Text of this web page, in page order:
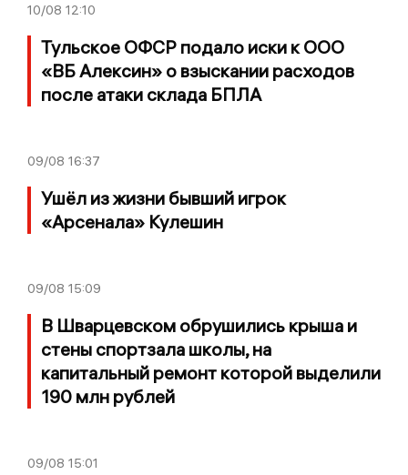
10/08 12:10
Тульское ОФСР подало иски к ООО
«ВБ Алексин» о взыскании расходов
после атаки склада БПЛА
09/08 16:37
Ушёл из жизни бывший игрок
«Арсенала» Кулешин
09/08 15:09
В Шварцевском обрушились крыша и
стены спортзала школы, на
капитальный ремонт которой выделили
190 млн рублей
09/08 15:01